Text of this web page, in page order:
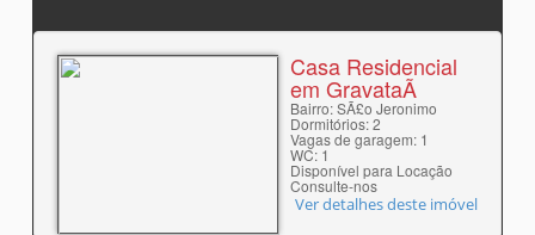
Casa Residencial
em GravataÃ­
Bairro: SÃ£o Jeronimo
Dormitórios: 2
Vagas de garagem: 1
WC: 1
Disponível para Locação
Consulte-nos
Ver detalhes deste imóvel